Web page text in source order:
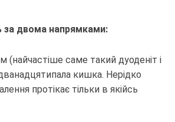
за двома напрямками:
саме такий дуоденіт і
кишка. Нерідко
протікає тільки в якійсь